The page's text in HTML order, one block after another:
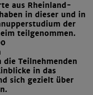
aus Rheinland-
in dieser und in
der
teilgenommen.
Teilnehmenden
in das
sich gezielt über